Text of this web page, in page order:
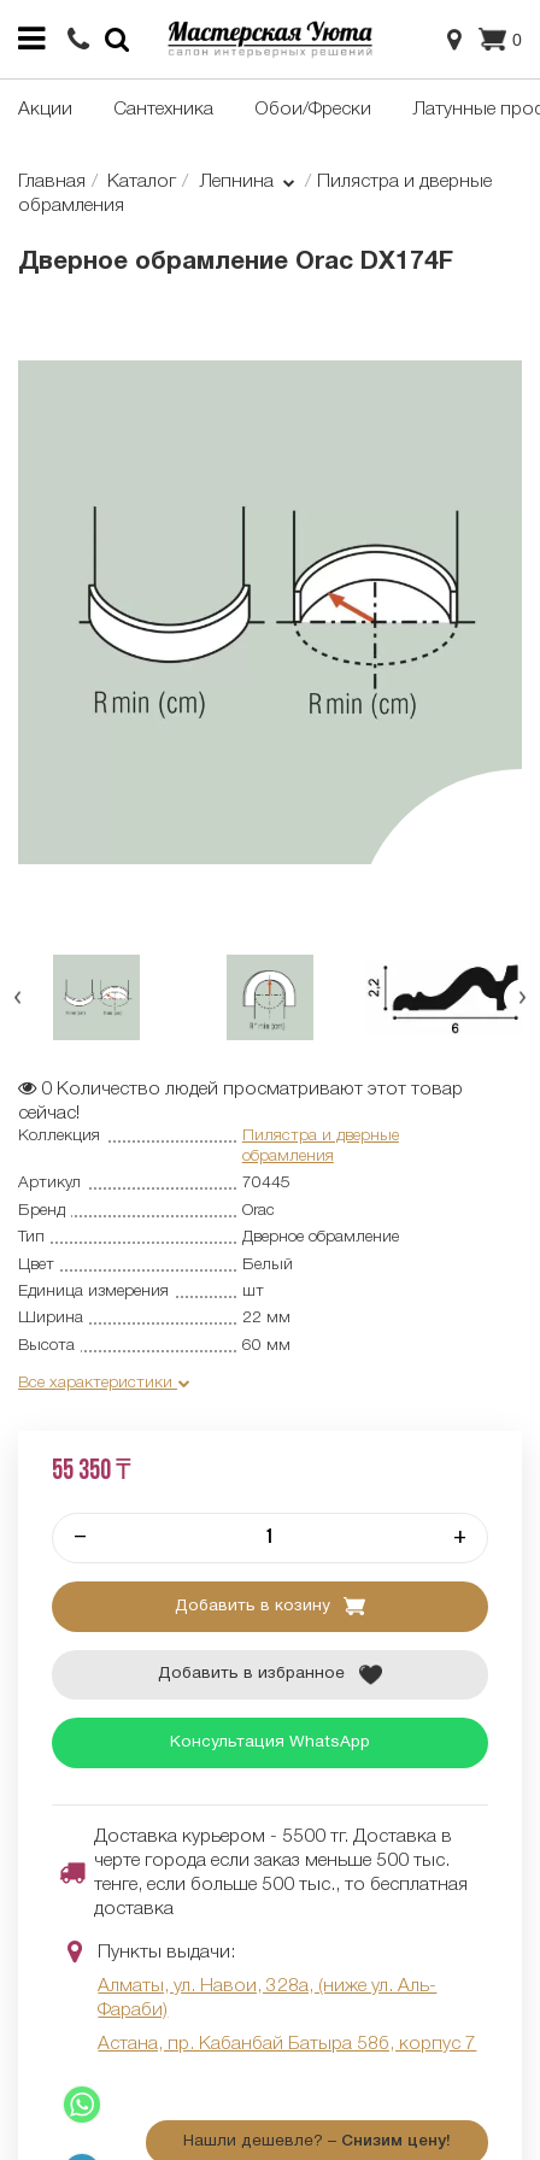
0
Акции Сантехника Обои/Фрески Латунные
Главная Каталог Лепнина
Пилястра и дверные
обрамления
Дверное обрамление Orac DX174F
0 Количество людей просматривают этот товар
сейчас!
Коллекция
Пилястра и дверные
обрамления
Артикул
70445
Бренд
Orac
Тип
Дверное обрамление
Цвет
Белый
Единица измерения
шт
Ширина
22 мм
Высота
60 мм
Все характеристики
55 350 ₸
– +
Добавить в козину
Добавить в избранное
Консультация WhatsApp
Доставка курьером - 5500 тг. Доставка в
черте города если заказ меньше 500 тыс.
тенге, если больше 500 тыс., то бесплатная
доставка
Пункты выдачи:
Алматы, ул. Навои, 328а, (ниже ул. Аль-
Фараби)
Астана, пр. Кабанбай Батыра 58б, корпус 7
Нашли дешевле? – Снизим цену!